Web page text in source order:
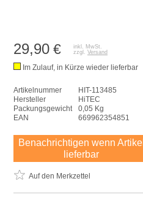
29,90 €
inkl. MwSt.
zzgl. Versand
Im Zulauf, in Kürze wieder lieferbar
Artikelnummer
HIT-113485
Hersteller
HiTEC
Packungsgewicht
0,05 Kg
EAN
669962354851
Benachrichtigen wenn Artikel
lieferbar
Auf den Merkzettel